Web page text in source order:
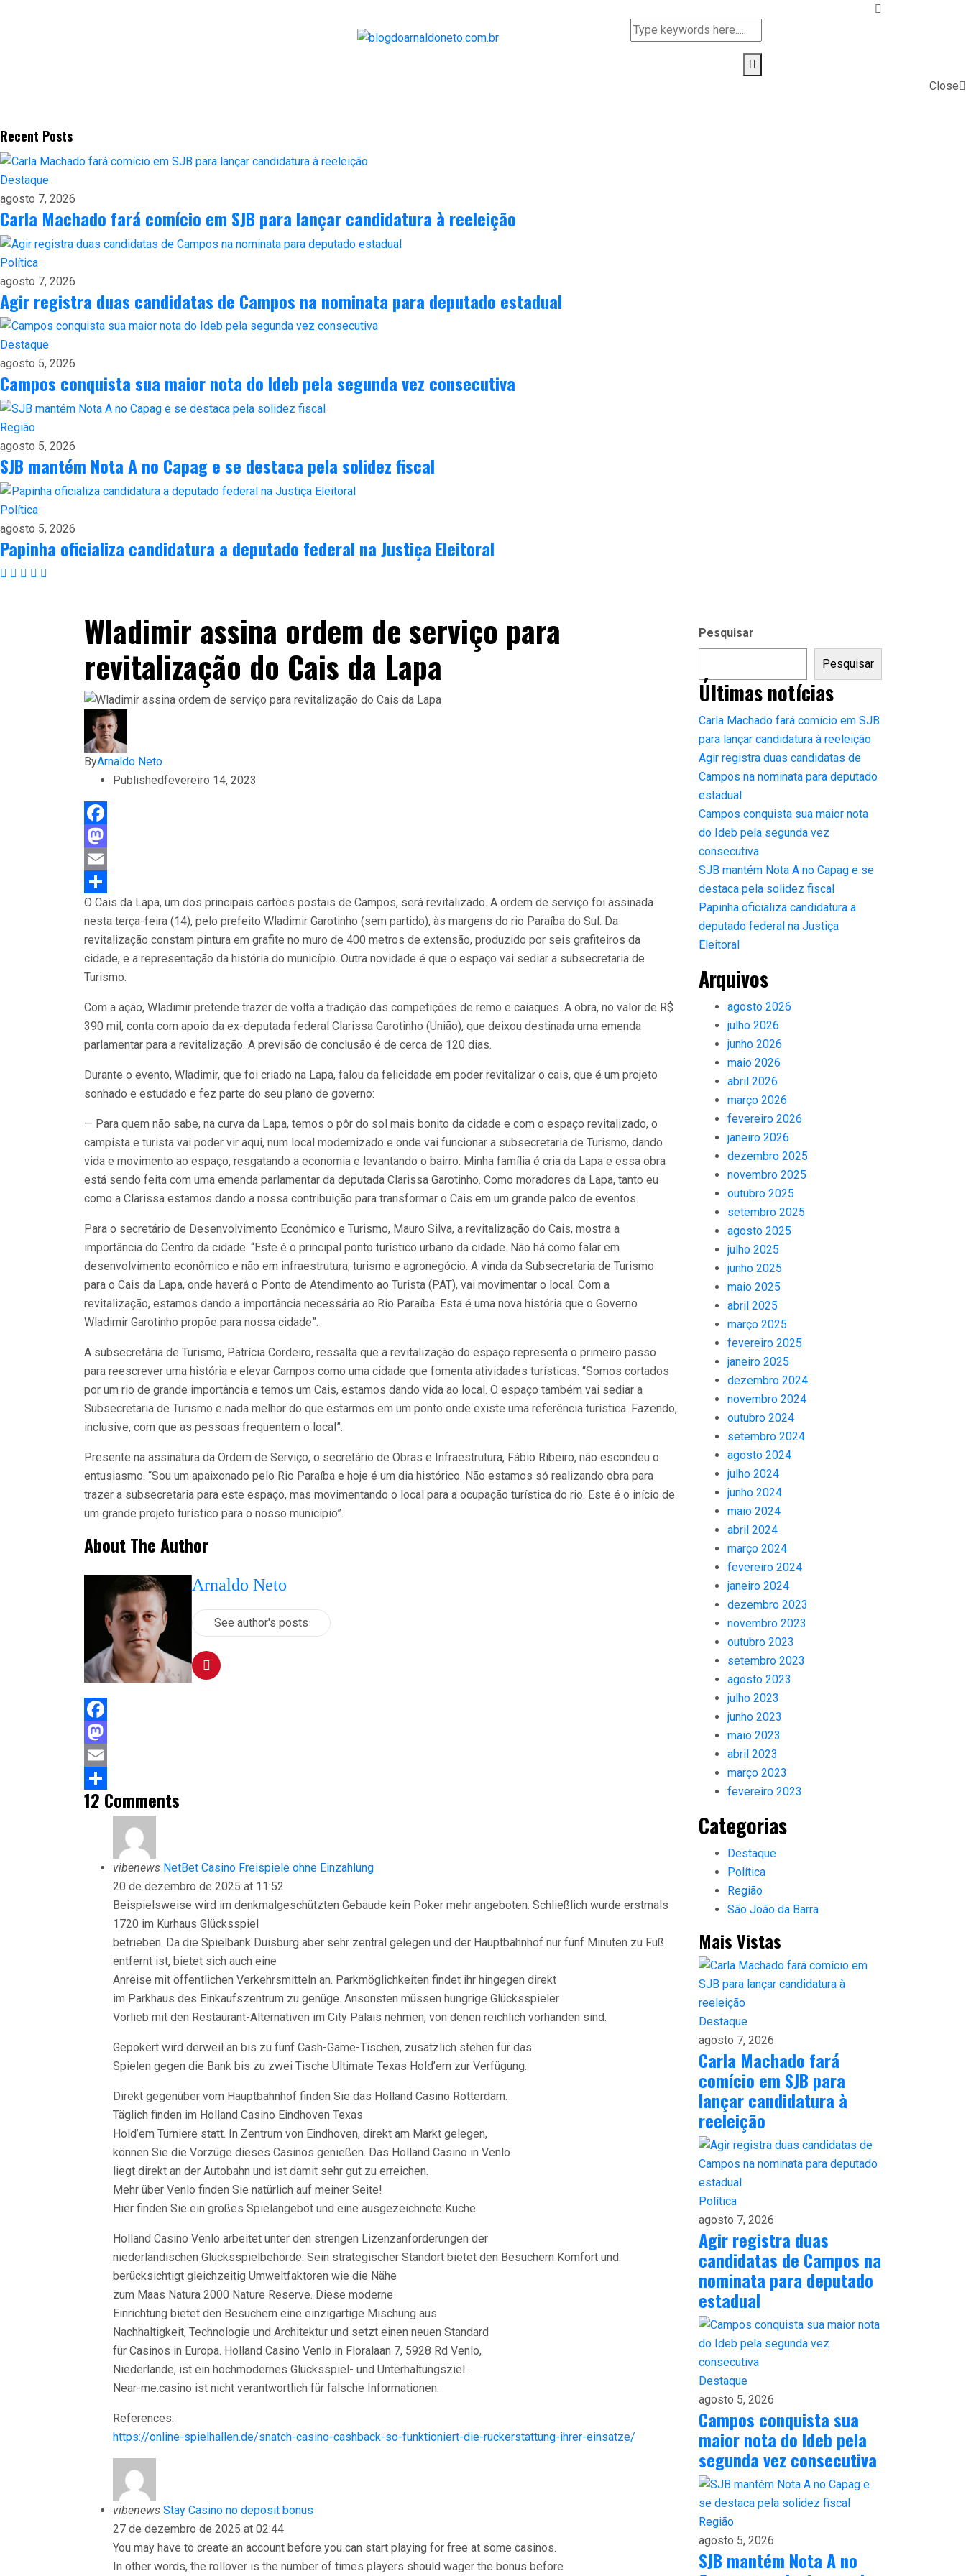
Close
Recent Posts
Destaque
agosto 7, 2026
Carla Machado fará comício em SJB para lançar candidatura à reeleição
Política
agosto 7, 2026
Agir registra duas candidatas de Campos na nominata para deputado estadual
Destaque
agosto 5, 2026
Campos conquista sua maior nota do Ideb pela segunda vez consecutiva
Região
agosto 5, 2026
SJB mantém Nota A no Capag e se destaca pela solidez fiscal
Política
agosto 5, 2026
Papinha oficializa candidatura a deputado federal na Justiça Eleitoral
Wladimir assina ordem de serviço para
revitalização do Cais da Lapa
ByArnaldo Neto
Publishedfevereiro 14, 2023
Facebook
Mastodon
Email
Compartilhar
O Cais da Lapa, um dos principais cartões postais de Campos, será revitalizado. A ordem de serviço foi assinada
nesta terça-feira (14), pelo prefeito Wladimir Garotinho (sem partido), às margens do rio Paraíba do Sul. Da
revitalização constam pintura em grafite no muro de 400 metros de extensão, produzido por seis grafiteiros da
cidade, e a representação da história do município. Outra novidade é que o espaço vai sediar a subsecretaria de
Turismo.
Com a ação, Wladimir pretende trazer de volta a tradição das competições de remo e caiaques. A obra, no valor de R$
390 mil, conta com apoio da ex-deputada federal Clarissa Garotinho (União), que deixou destinada uma emenda
parlamentar para a revitalização. A previsão de conclusão é de cerca de 120 dias.
Durante o evento, Wladimir, que foi criado na Lapa, falou da felicidade em poder revitalizar o cais, que é um projeto
sonhado e estudado e fez parte do seu plano de governo:
— Para quem não sabe, na curva da Lapa, temos o pôr do sol mais bonito da cidade e com o espaço revitalizado, o
campista e turista vai poder vir aqui, num local modernizado e onde vai funcionar a subsecretaria de Turismo, dando
vida e movimento ao espaço, resgatando a economia e levantando o bairro. Minha família é cria da Lapa e essa obra
está sendo feita com uma emenda parlamentar da deputada Clarissa Garotinho. Como moradores da Lapa, tanto eu
como a Clarissa estamos dando a nossa contribuição para transformar o Cais em um grande palco de eventos.
Para o secretário de Desenvolvimento Econômico e Turismo, Mauro Silva, a revitalização do Cais, mostra a
importância do Centro da cidade. “Este é o principal ponto turístico urbano da cidade. Não há como falar em
desenvolvimento econômico e não em infraestrutura, turismo e agronegócio. A vinda da Subsecretaria de Turismo
para o Cais da Lapa, onde haverá o Ponto de Atendimento ao Turista (PAT), vai movimentar o local. Com a
revitalização, estamos dando a importância necessária ao Rio Paraíba. Esta é uma nova história que o Governo
Wladimir Garotinho propõe para nossa cidade”.
A subsecretária de Turismo, Patrícia Cordeiro, ressalta que a revitalização do espaço representa o primeiro passo
para reescrever uma história e elevar Campos como uma cidade que fomenta atividades turísticas. “Somos cortados
por um rio de grande importância e temos um Cais, estamos dando vida ao local. O espaço também vai sediar a
Subsecretaria de Turismo e nada melhor do que estarmos em um ponto onde existe uma referência turística. Fazendo,
inclusive, com que as pessoas frequentem o local”.
Presente na assinatura da Ordem de Serviço, o secretário de Obras e Infraestrutura, Fábio Ribeiro, não escondeu o
entusiasmo. “Sou um apaixonado pelo Rio Paraíba e hoje é um dia histórico. Não estamos só realizando obra para
trazer a subsecretaria para este espaço, mas movimentando o local para a ocupação turística do rio. Este é o início de
um grande projeto turístico para o nosso município”.
About The Author
Arnaldo Neto
See author's posts
Facebook
Mastodon
Email
Compartilhar
12 Comments
vibenews NetBet Casino Freispiele ohne Einzahlung
20 de dezembro de 2025 at 11:52
Beispielsweise wird im denkmalgeschützten Gebäude kein Poker mehr angeboten. Schließlich wurde erstmals
1720 im Kurhaus Glücksspiel
betrieben. Da die Spielbank Duisburg aber sehr zentral gelegen und der Hauptbahnhof nur fünf Minuten zu Fuß
entfernt ist, bietet sich auch eine
Anreise mit öffentlichen Verkehrsmitteln an. Parkmöglichkeiten findet ihr hingegen direkt
im Parkhaus des Einkaufszentrum zu genüge. Ansonsten müssen hungrige Glücksspieler
Vorlieb mit den Restaurant-Alternativen im City Palais nehmen, von denen reichlich vorhanden sind.
Gepokert wird derweil an bis zu fünf Cash-Game-Tischen, zusätzlich stehen für das
Spielen gegen die Bank bis zu zwei Tische Ultimate Texas Hold’em zur Verfügung.
Direkt gegenüber vom Hauptbahnhof finden Sie das Holland Casino Rotterdam.
Täglich finden im Holland Casino Eindhoven Texas
Hold’em Turniere statt. In Zentrum von Eindhoven, direkt am Markt gelegen,
können Sie die Vorzüge dieses Casinos genießen. Das Holland Casino in Venlo
liegt direkt an der Autobahn und ist damit sehr gut zu erreichen.
Mehr über Venlo finden Sie natürlich auf meiner Seite!
Hier finden Sie ein großes Spielangebot und eine ausgezeichnete Küche.
Holland Casino Venlo arbeitet unter den strengen Lizenzanforderungen der
niederländischen Glücksspielbehörde. Sein strategischer Standort bietet den Besuchern Komfort und
berücksichtigt gleichzeitig Umweltfaktoren wie die Nähe
zum Maas Natura 2000 Nature Reserve. Diese moderne
Einrichtung bietet den Besuchern eine einzigartige Mischung aus
Nachhaltigkeit, Technologie und Architektur und setzt einen neuen Standard
für Casinos in Europa. Holland Casino Venlo in Floralaan 7, 5928 Rd Venlo,
Niederlande, ist ein hochmodernes Glücksspiel- und Unterhaltungsziel.
Near-me.casino ist nicht verantwortlich für falsche Informationen.
References:
https://online-spielhallen.de/snatch-casino-cashback-so-funktioniert-die-ruckerstattung-ihrer-einsatze/
vibenews Stay Casino no deposit bonus
27 de dezembro de 2025 at 02:44
You may have to create an account before you can start playing for free at some casinos.
In other words, the rollover is the number of times players should wager the bonus before
Pesquisar
Pesquisar
Últimas notícias
Carla Machado fará comício em SJB
para lançar candidatura à reeleição
Agir registra duas candidatas de
Campos na nominata para deputado
estadual
Campos conquista sua maior nota
do Ideb pela segunda vez
consecutiva
SJB mantém Nota A no Capag e se
destaca pela solidez fiscal
Papinha oficializa candidatura a
deputado federal na Justiça
Eleitoral
Arquivos
agosto 2026
julho 2026
junho 2026
maio 2026
abril 2026
março 2026
fevereiro 2026
janeiro 2026
dezembro 2025
novembro 2025
outubro 2025
setembro 2025
agosto 2025
julho 2025
junho 2025
maio 2025
abril 2025
março 2025
fevereiro 2025
janeiro 2025
dezembro 2024
novembro 2024
outubro 2024
setembro 2024
agosto 2024
julho 2024
junho 2024
maio 2024
abril 2024
março 2024
fevereiro 2024
janeiro 2024
dezembro 2023
novembro 2023
outubro 2023
setembro 2023
agosto 2023
julho 2023
junho 2023
maio 2023
abril 2023
março 2023
fevereiro 2023
Categorias
Destaque
Política
Região
São João da Barra
Mais Vistas
Destaque
agosto 7, 2026
Carla Machado fará
comício em SJB para
lançar candidatura à
reeleição
Política
agosto 7, 2026
Agir registra duas
candidatas de Campos na
nominata para deputado
estadual
Destaque
agosto 5, 2026
Campos conquista sua
maior nota do Ideb pela
segunda vez consecutiva
Região
agosto 5, 2026
SJB mantém Nota A no